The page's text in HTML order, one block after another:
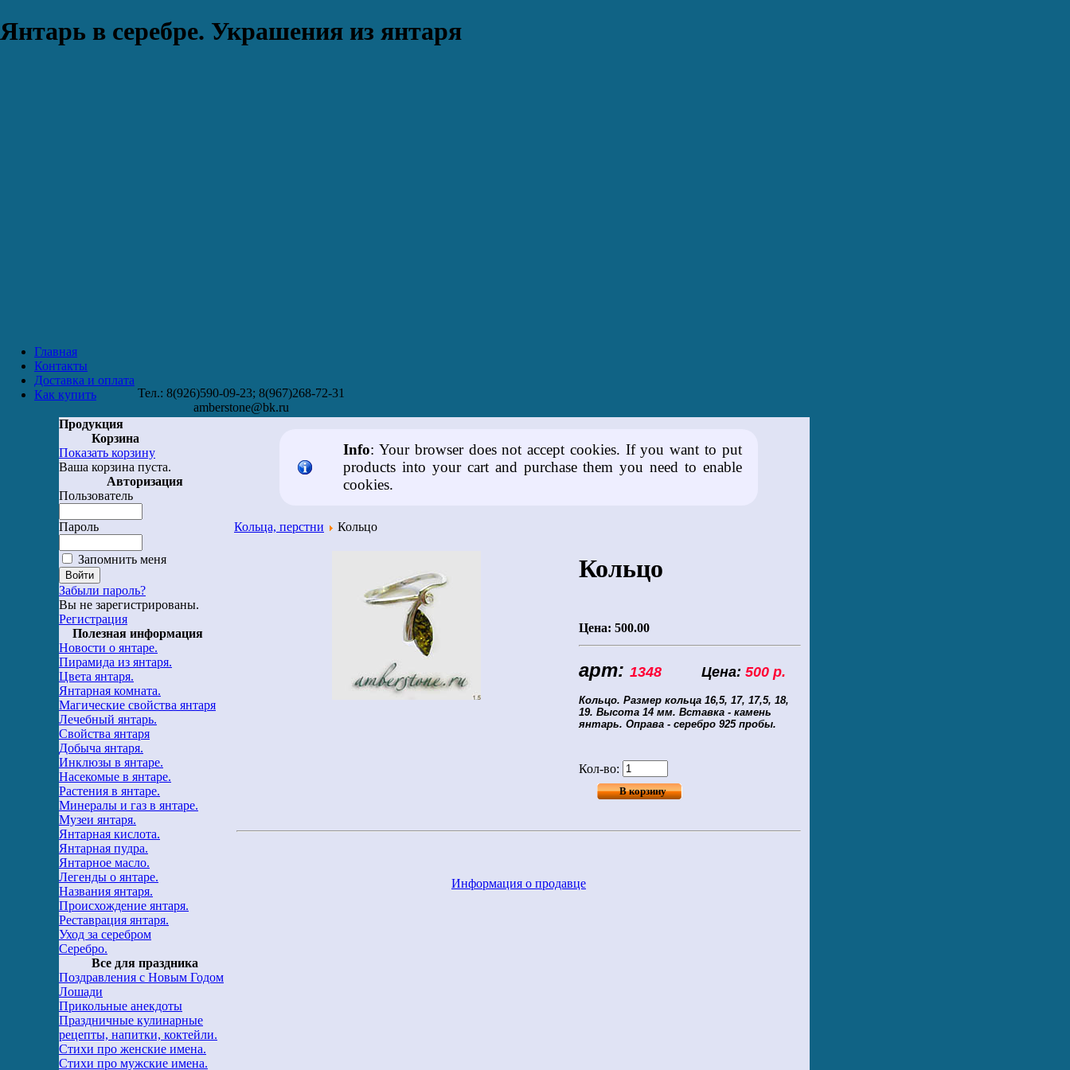
Янтарь в серебре. Украшения из янтаря
Главная
Контакты
Доставка и оплата
Как купить
Тел.: 8(926)590-09-23; 8(967)268-72-31
amberstone@bk.ru
Продукция
Корзина
Показать корзину
Ваша корзина пуста.
Авторизация
Пользователь
Пароль
Запомнить меня
Забыли пароль?
Вы не зарегистрированы.
Регистрация
Полезная информация
Новости о янтаре.
Пирамида из янтаря.
Цвета янтаря.
Янтарная комната.
Магические свойства янтаря
Лечебный янтарь.
Свойства янтаря
Добыча янтаря.
Инклюзы в янтаре.
Насекомые в янтаре.
Растения в янтаре.
Минералы и газ в янтаре.
Музеи янтаря.
Янтарная кислота.
Янтарная пудра.
Янтарное масло.
Легенды о янтаре.
Названия янтаря.
Происхождение янтаря.
Реставрация янтаря.
Уход за серебром
Серебро.
Все для праздника
Поздравления с Новым Годом
Лошади
Прикольные анекдоты
Праздничные кулинарные
рецепты, напитки, коктейли.
Стихи про женские имена.
Стихи про мужские имена.
Info: Your browser does not accept cookies. If you want to put
products into your cart and purchase them you need to enable
cookies.
Кольца, перстни Кольцо
Кольцо
Цена: 500.00
арт: 1348 Цена: 500 р.
Кольцо. Размер кольца 16,5, 17, 17,5, 18,
19. Высота 14 мм. Вставка - камень
янтарь. Оправа - серебро 925 пробы.
Кол-во:
Информация о продавце